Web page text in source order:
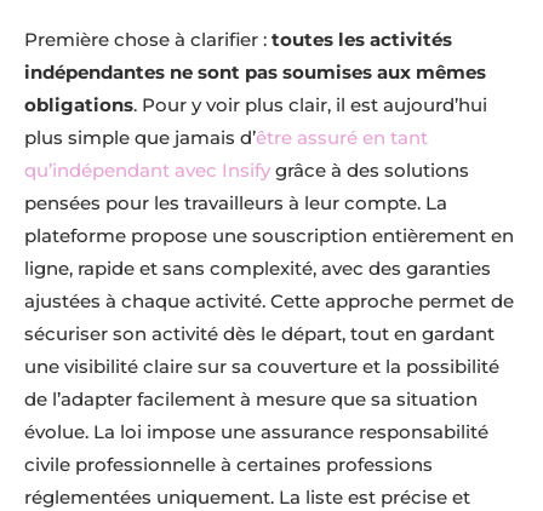
Première chose à clarifier : toutes les activités
indépendantes ne sont pas soumises aux mêmes
obligations. Pour y voir plus clair, il est aujourd’hui
plus simple que jamais d’être assuré en tant
qu’indépendant avec Insify grâce à des solutions
pensées pour les travailleurs à leur compte. La
plateforme propose une souscription entièrement en
ligne, rapide et sans complexité, avec des garanties
ajustées à chaque activité. Cette approche permet de
sécuriser son activité dès le départ, tout en gardant
une visibilité claire sur sa couverture et la possibilité
de l’adapter facilement à mesure que sa situation
évolue. La loi impose une assurance responsabilité
civile professionnelle à certaines professions
réglementées uniquement. La liste est précise et